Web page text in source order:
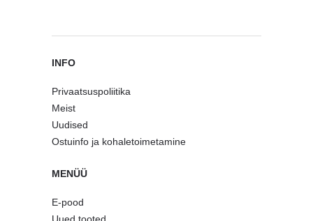
INFO
Privaatsuspoliitika
Meist
Uudised
Ostuinfo ja kohaletoimetamine
MENÜÜ
E-pood